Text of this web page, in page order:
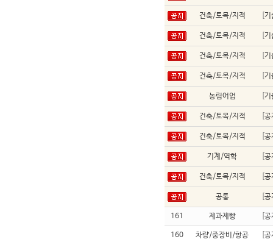
건축/토목/지적 기
건축/토목/지적 기
건축/토목/지적 기
건축/토목/지적 기
농림어업 기
건축/토목/지적 공
건축/토목/지적 공
기계/역학 공
건축/토목/지적 공
공통 공
161 제과제빵 공
160 차량/중장비/항공 공